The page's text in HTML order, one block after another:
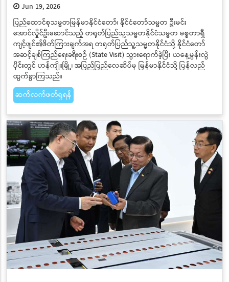
Jun 19, 2026
ပြည်ထောင်စုသမ္မတမြန်မာနိုင်ငံတော်၊ နိုင်ငံတော်သမ္မတ ဦးမင်း
အောင်လှိုင်ဦးဆောင်သည့် တရုတ်ပြည်သူ့သမ္မတနိုင်ငံသမ္မတ မစ္စတာရှီ
ကျင့်ဖျင်၏ဖိတ်ကြားချက်အရ တရုတ်ပြည်သူ့သမ္မတနိုင်ငံသို့ နိုင်ငံတော်
အဆင့်ချစ်ကြည်ရေးခရီးစဉ် (State Visit) သွားရောက်ခဲ့ပြီး ယနေ့မွန်းလွဲ
ပိုင်းတွင် ဟန်ကျိုးမြို့၊ အပြည်ပြည်လေဆိပ်မှ မြန်မာနိုင်ငံသို့ ပြန်လည်
ထွက်ခွာကြသည်။
ဆက်လက်ဖတ်ရှုရန်